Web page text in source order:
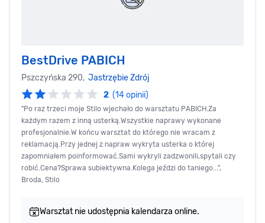
BestDrive PABICH
Pszczyńska 290, Jastrzębie Zdrój
2 (14 opinii)
"Po raz trzeci moje Stilo wjechało do warsztatu PABICH.Za
każdym razem z inną usterką.Wszystkie naprawy wykonane
profesjonalnie.W końcu warsztat do którego nie wracam z
reklamacją.Przy jednej z napraw wykryta usterka o której
zapomniałem poinformować.Sami wykryli zadzwonili,spytali czy
robić.Cena?Sprawa subiektywna.Kolega jeździ do taniego...",
Broda, Stilo
Warsztat nie udostępnia kalendarza online.